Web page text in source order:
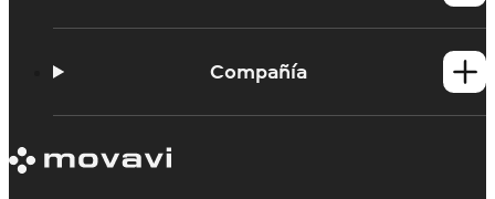
Portal de aprendizaje
Limitaciones de la versión de prueba
Compañía
Testimonios